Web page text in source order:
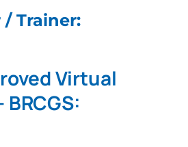
Trainer:
Virtual